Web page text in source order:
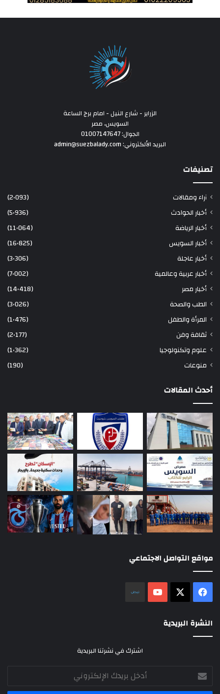
الزراير - شارع النيل - امام برج الساعة
السويس، مصر
الجوال: 01007147647
البريد الألكتروني: admin@suezbalady.com
تصنيفات
آراء ومقالات
(2٬093)
أخبار الحوادث
(5٬936)
أخبار الرياضة
(11٬064)
أخبار السويس
(16٬825)
أخبار عاجلة
(3٬306)
أخبار عربية وعالمية
(7٬002)
أخبار مصر
(14٬418)
الطب والصحة
(3٬026)
المرأة والطفل
(1٬476)
ثقافة وفن
(2٬177)
علوم وتكنولوجيا
(1٬362)
منوعات
(190)
أحدث المقالات
مواقع التواصل الاجتماعي
فيسبوك ‫YouTube
النشرة البريدية
اشترك في نشرتنا البريدية
أدخل
بريدك
الإلكتروني